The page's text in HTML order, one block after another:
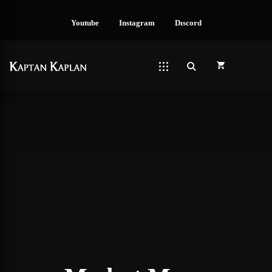
Youtube Instagram Dıscord